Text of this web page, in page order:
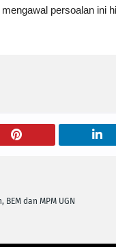
persoalan ini
dan MPM UGN